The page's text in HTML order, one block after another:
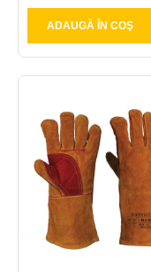
ADAUGĂ ÎN COŞ